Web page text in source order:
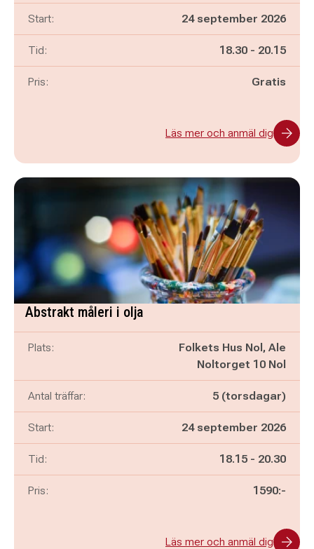
Start: 24 september 2026
Tid: Pågår mellan
18.30 - och
20.15
Pris: Gratis
Läs mer och anmäl dig
Abstrakt måleri i olja
Plats:
Folkets Hus Nol, Ale
Noltorget 10 Nol
Antal träffar: 5 (torsdagar)
Start: 24 september 2026
Tid: Pågår mellan
18.15 - och
20.30
Pris: 1590:-
Läs mer och anmäl dig